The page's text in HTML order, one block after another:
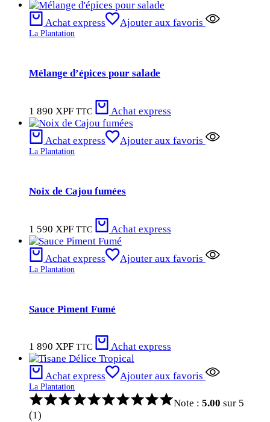
Achat express Ajouter aux favoris
La Plantation
Mélange d’épices pour salade
1 890 XPF TTC Achat express
Achat express Ajouter aux favoris
La Plantation
Noix de Cajou fumées
1 590 XPF TTC Achat express
Achat express Ajouter aux favoris
La Plantation
Sauce Piment Fumé
1 890 XPF TTC Achat express
Achat express Ajouter aux favoris
La Plantation
Note : 5.00 sur 5
(1)